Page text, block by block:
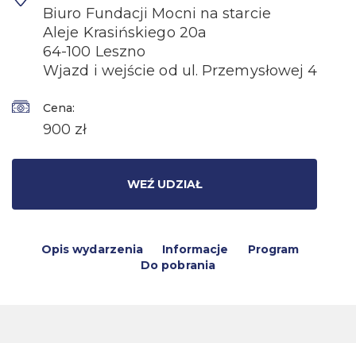
Biuro Fundacji Mocni na starcie
Aleje Krasińskiego 20a
64-100 Leszno
Wjazd i wejście od ul. Przemysłowej 4
Cena:
900 zł
WEŹ UDZIAŁ
Opis wydarzenia Informacje
Program
Do pobrania